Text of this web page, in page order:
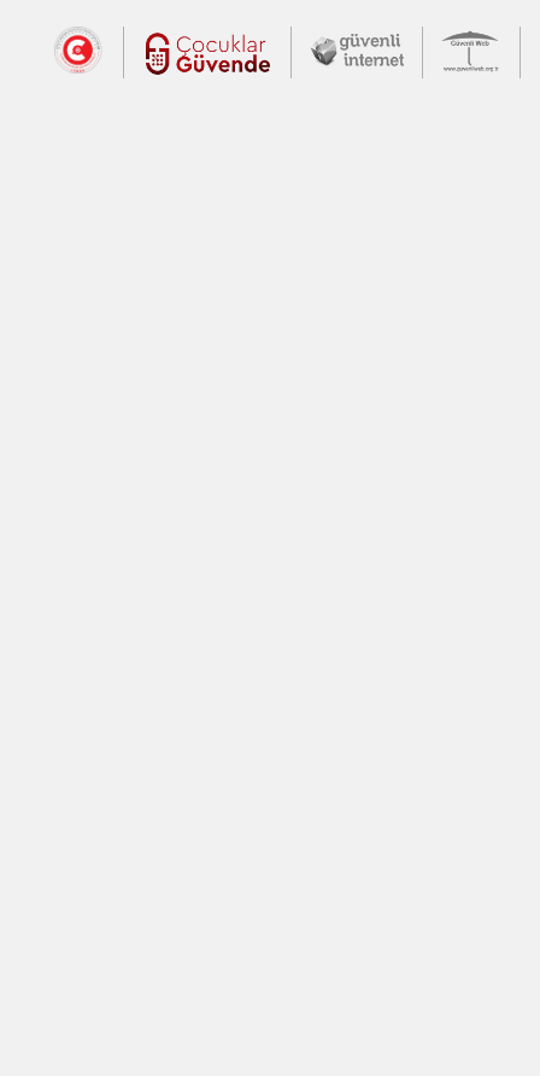
Dış Bağlantılar
Cumhurbaşkanlığı İletişim Merkezi
Çocuklar Güvende (yeni
Güvenli